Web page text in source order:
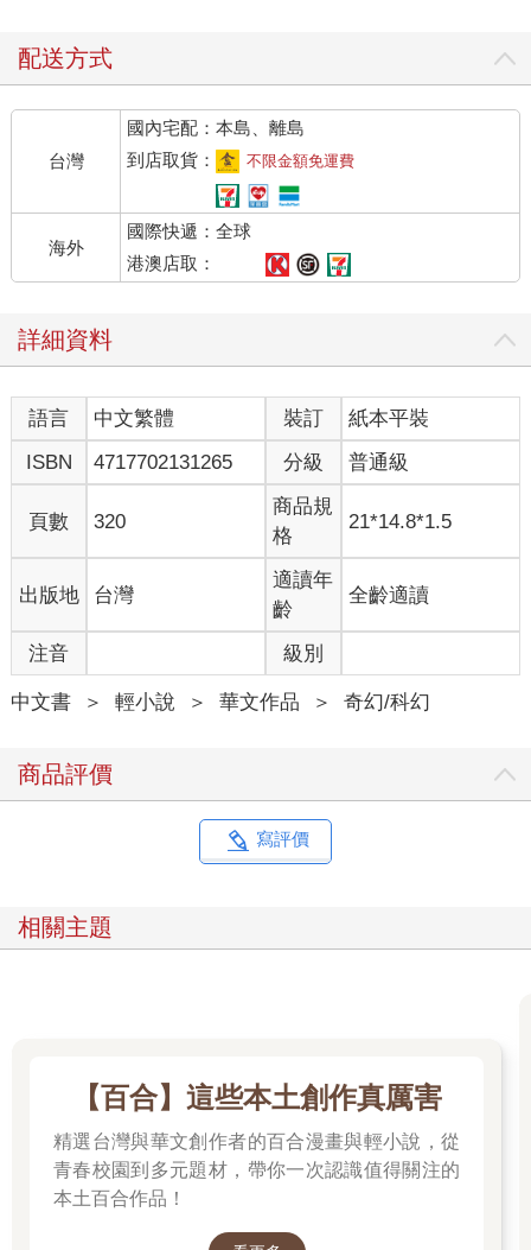
配送方式
台灣
國內宅配：本島、離島
到店取貨：
不限金額免運費
海外
國際快遞：全球
港澳店取：
詳細資料
語言 中文繁體 裝訂
紙本平裝
ISBN
4717702131265 分級 普通級
頁數 320
商品規
格
21*14.8*1.5
出版地 台灣
適讀年
齡
全齡適讀
注音 級別
中文書 ＞ 輕小說 ＞ 華文作品 ＞ 奇幻/科幻
商品評價
寫評價
相關主題
【百合】這些本土創作真厲害
精選台灣與華文創作者的百合漫畫與輕小說，從
青春校園到多元題材，帶你一次認識值得關注的
本土百合作品！